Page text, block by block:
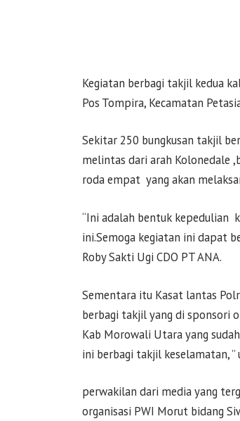
Kegiatan berbagi takjil kedua
Pos Tompira, Kecamatan
Sekitar 250 bungkusan takjil
melintas dari arah Kolonedale
roda empat yang akan
“Ini adalah bentuk kepedulian
ini.Semoga kegiatan ini dapat
Roby Sakti Ugi CDO PT ANA.
Sementara itu Kasat lantas
berbagi takjil yang di sponsori
Kab Morowali Utara yang
ini berbagi takjil keselamatan,
perwakilan dari media yang
organisasi PWI Morut bidang